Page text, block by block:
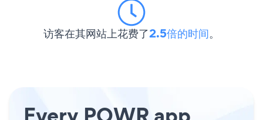
访客在其网站上花费了2.5倍的时间。